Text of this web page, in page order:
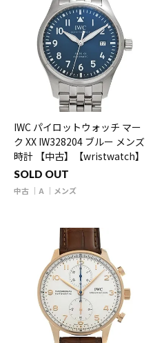
IWC パイロットウォッチ マー
ク XX IW328204 ブルー メンズ
時計 【中古】【wristwatch】
SOLD OUT
中古 A メンズ